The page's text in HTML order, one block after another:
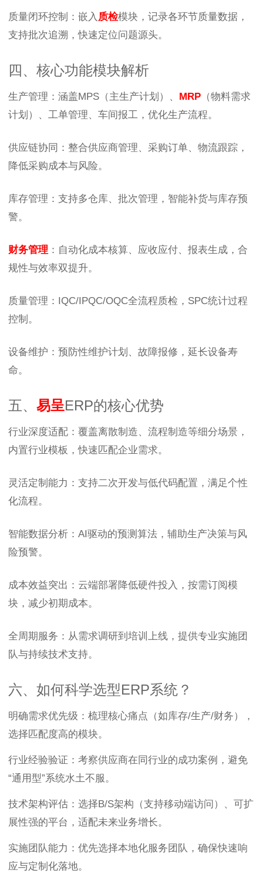
质量闭环控制：嵌入 质检模块，记录各环节质量数据，
支持批次追溯，快速定位问题源头。
四、核心功能模块解析
生产管理：涵盖MPS（主生产计划）、 MRP （物料需求
计划）、工单管理、车间报工，优化生产流程。
供应链协同：整合供应商管理、采购订单、物流跟踪，
降低采购成本与风险。
库存管理：支持多仓库、批次管理，智能补货与库存预
警。
财务管理 ：自动化成本核算、应收应付、报表生成，合
规性与效率双提升。
质量管理：IQC/IPQC/OQC全流程质检，SPC统计过程
控制。
设备维护：预防性维护计划、故障报修，延长设备寿
命。
五、 易呈ERP的核心优势
行业深度适配：覆盖离散制造、流程制造等细分场景，
内置行业模板，快速匹配企业需求。
灵活定制能力：支持二次开发与低代码配置，满足个性
化流程。
智能数据分析：AI驱动的预测算法，辅助生产决策与风
险预警。
成本效益突出：云端部署降低硬件投入，按需订阅模
块，减少初期成本。
全周期服务：从需求调研到培训上线，提供专业实施团
队与持续技术支持。
六、如何科学选型ERP系统？
明确需求优先级：梳理核心痛点（如库存/生产/财务），
选择匹配度高的模块。
行业经验验证：考察供应商在同行业的成功案例，避免
“通用型”系统水土不服。
技术架构评估：选择B/S架构（支持移动端访问）、可扩
展性强的平台，适配未来业务增长。
实施团队能力：优先选择本地化服务团队，确保快速响
应与定制化落地。